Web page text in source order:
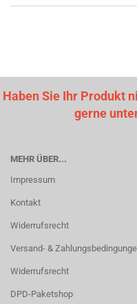
Haben Sie Ihr Produkt
gerne
MEHR ÜBER...
Impressum
Kontakt
Widerrufsrecht
Versand- &
Widerrufsrecht
DPD-Paketshop